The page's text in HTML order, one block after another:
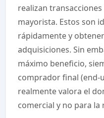
realizan
mayorista. Estos son
rápidamente y
adquisiciones. Sin
máximo beneficio,
comprador final (end-
realmente valora el
comercial y no para la